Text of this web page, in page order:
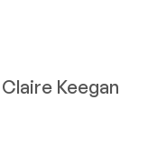
Claire Keegan